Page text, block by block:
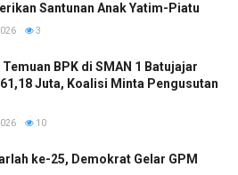
Santunan Anak Yatim-Piatu
3
BPK di SMAN 1 Batujajar
Juta, Koalisi Minta Pengusutan
10
ke-25, Demokrat Gelar GPM